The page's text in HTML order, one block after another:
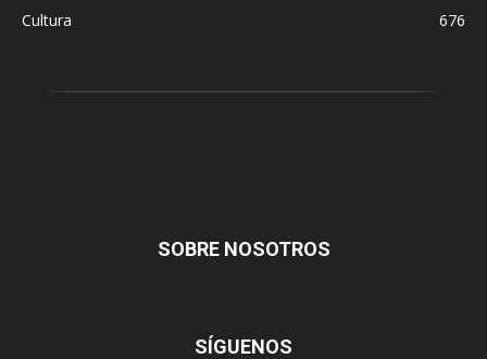
Cultura
676
SOBRE NOSOTROS
SÍGUENOS